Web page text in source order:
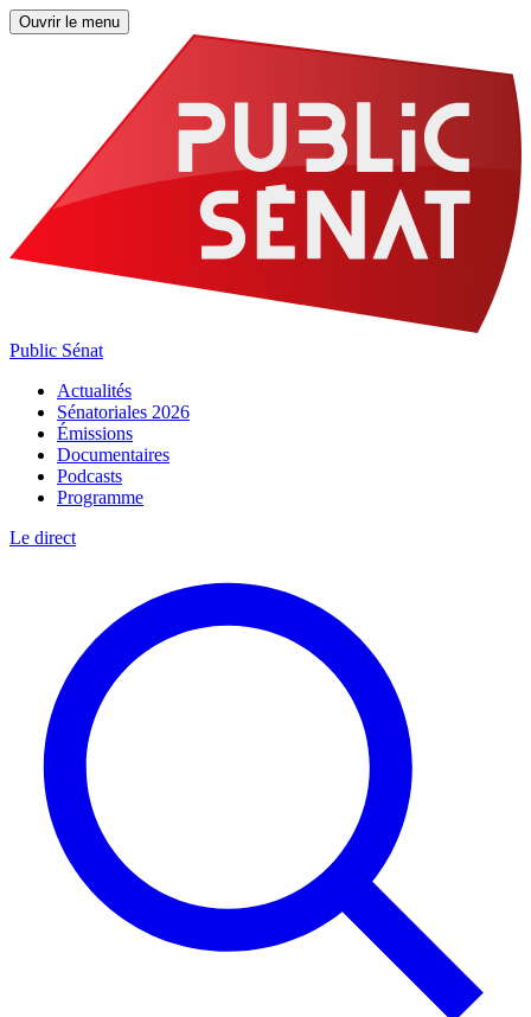
Ouvrir le menu
Public Sénat
Actualités
Sénatoriales 2026
Émissions
Documentaires
Podcasts
Programme
Le direct